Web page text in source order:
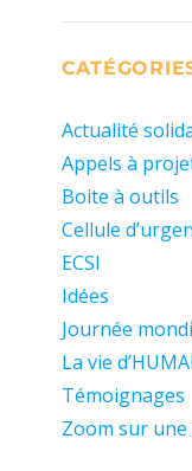
Actualité
Appels à
Boite à outils
Cellule
ECSI
Idées
Journée
La vie
Témoignages
Zoom sur